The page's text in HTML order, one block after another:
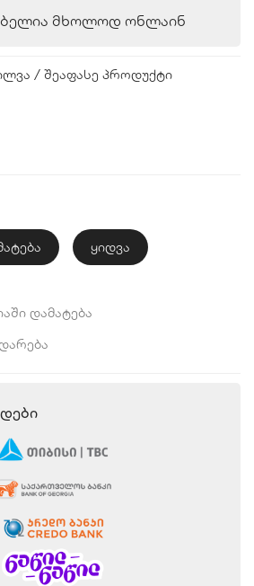
მხოლოდ ონლაინ
/ შეაფასე პროდუქტი
ყიდვა
ᲓᲐᲛᲐᲢᲔᲑᲐ